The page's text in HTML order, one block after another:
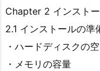
Chapter 2 インスト
2.1 インストールの準
・ハードディスクの
・メモリの容量